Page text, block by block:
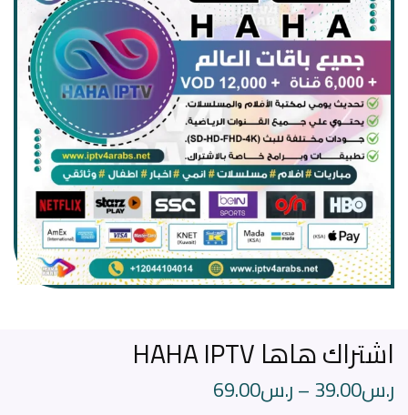
اشتراك هاها HAHA IPTV
ر.س39.00
–ر.س69.00